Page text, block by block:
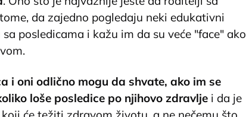
da zajedno pogledaju neki edukativni
posledicama i kažu im da su veće "face" ako
i oni odlično mogu da shvate, ako im se
loše posledice po njihovo zdravlje i da je